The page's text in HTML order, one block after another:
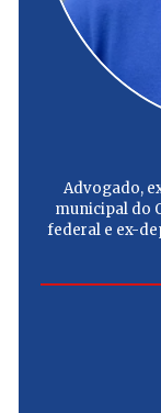
Advogado,
municipal do
federal e ex-